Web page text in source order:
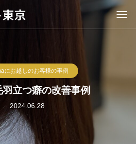
京
にお越しのお客様の事例
立つ癖の改善事例
2024.06.28